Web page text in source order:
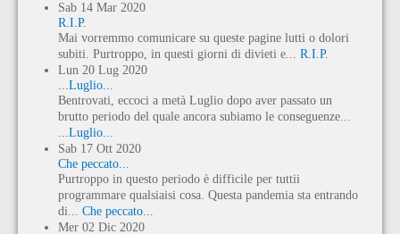
Sab 14 Mar 2020
R.I.P.
Mai vorremmo comunicare su queste pagine lutti o dolori
subiti. Purtroppo, in questi giorni di divieti e... R.I.P.
Lun 20 Lug 2020
...Luglio...
Bentrovati, eccoci a metà Luglio dopo aver passato un
brutto periodo del quale ancora subiamo le conseguenze...
...Luglio...
Sab 17 Ott 2020
Che peccato...
Purtroppo in questo periodo è difficile per tuttii
programmare qualsiaisi cosa. Questa pandemia sta entrando
di... Che peccato...
Mer 02 Dic 2020